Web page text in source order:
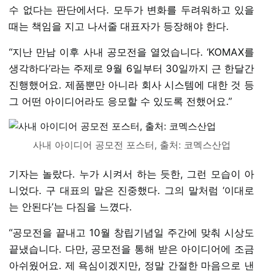
수 없다는 판단에서다. 모두가 변화를 두려워하고 있을
때는 책임을 지고 나서줄 대표자가 등장해야 한다.
“지난 만남 이후 사내 공모전을 열었습니다. ‘KOMAX를
생각하다’라는 주제로 9월 6일부터 30일까지 근 한달간
진행했어요. 제품뿐만 아니라 회사 시스템에 대한 것 등
그 어떤 아이디어라도 응모할 수 있도록 전했어요.”
사내 아이디어 공모전 포스터, 출처: 코멕스산업
기자는 놀랐다. 누가 시켜서 하는 듯한, 그런 모습이 아
니었다. 구 대표의 말은 진중했다. 그의 말처럼 ‘이대로
는 안된다’는 다짐을 느꼈다.
“공모전을 끝내고 10월 창립기념일 주간에 맞춰 시상도
끝냈습니다. 다만, 공모전을 통해 받은 아이디어에 조금
아쉬웠어요. 제 욕심이겠지만, 정말 간절한 마음으로 낸